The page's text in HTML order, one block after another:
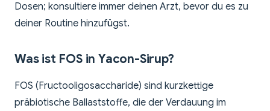
Dosen; konsultiere immer deinen Arzt, bevor du es zu
deiner Routine hinzufügst.
Was ist FOS in Yacon-Sirup?
FOS (Fructooligosaccharide) sind kurzkettige
präbiotische Ballaststoffe, die der Verdauung im